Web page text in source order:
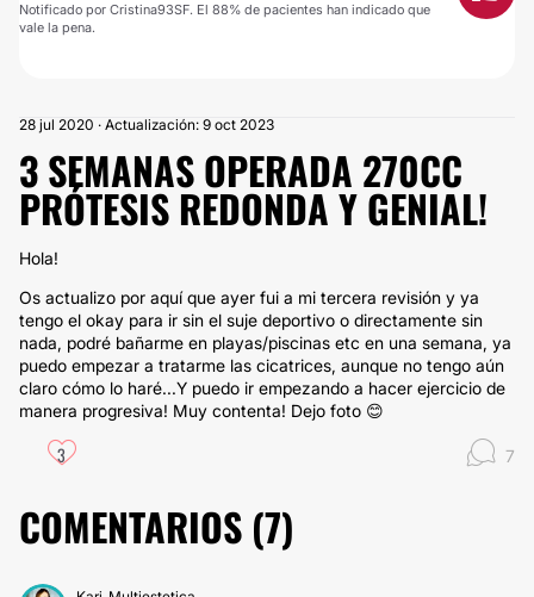
Notificado por Cristina93SF. El 88% de pacientes han indicado que
vale la pena.
28 jul 2020 · Actualización: 9 oct 2023
3 SEMANAS OPERADA 270CC
PRÓTESIS REDONDA Y GENIAL!
Hola!
Os actualizo por aquí que ayer fui a mi tercera revisión y ya
tengo el okay para ir sin el suje deportivo o directamente sin
nada, podré bañarme en playas/piscinas etc en una semana, ya
puedo empezar a tratarme las cicatrices, aunque no tengo aún
claro cómo lo haré...Y puedo ir empezando a hacer ejercicio de
manera progresiva! Muy contenta! Dejo foto 😊
3 7
COMENTARIOS (7)